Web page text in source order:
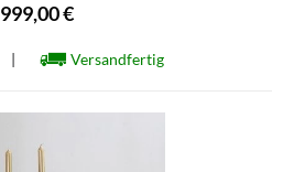
999,00 €
| Versandfertig